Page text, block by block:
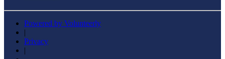
Powered by Volunteerly
|
Privacy
|